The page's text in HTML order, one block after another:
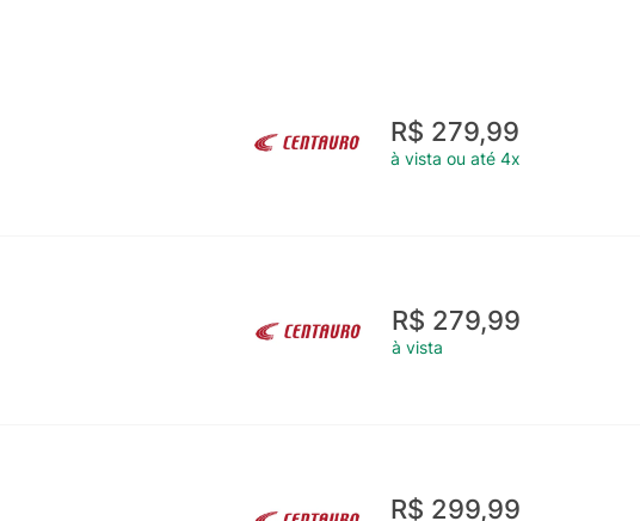
R$ 279,99
à vista ou até 4x
R$ 279,99
à vista
R$ 299,99